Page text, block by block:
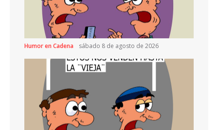
Humor en Cadena sábado 8 de agosto de 2026